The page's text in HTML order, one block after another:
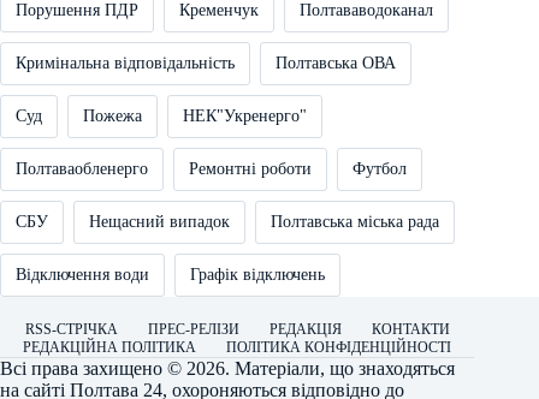
Порушення ПДР Кременчук Полтававодоканал
Кримінальна відповідальність Полтавська ОВА
Суд Пожежа НЕК"Укренерго"
Полтаваобленерго Ремонтні роботи Футбол
СБУ Нещасний випадок Полтавська міська рада
Відключення води Графік відключень
RSS-СТРІЧКА ПРЕС-РЕЛІЗИ РЕДАКЦІЯ
КОНТАКТИ
РЕДАКЦІЙНА ПОЛІТИКА
ПОЛІТИКА КОНФІДЕНЦІЙНОСТІ
Всі права захищено © 2026. Матеріали, що знаходяться
на сайті Полтава 24, охороняються відповідно до